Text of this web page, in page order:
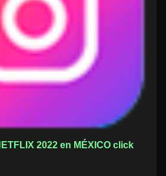
2022 en MÉXICO click